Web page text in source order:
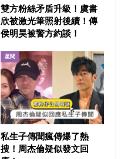
雙方粉絲矛盾升級！虞書
欣被激光筆照射後續！傳
侯明昊被警方約談！
星聞
私生子傳聞瘋傳爆了熱
搜！周杰倫疑似發文回